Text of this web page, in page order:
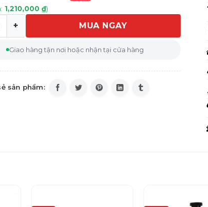
1,210,000 ₫)
Bosch VitaExtract MESM500W (trắng) số lượng
MUA NGAY
Giao hàng tận nơi hoặc nhận tại cửa hàng